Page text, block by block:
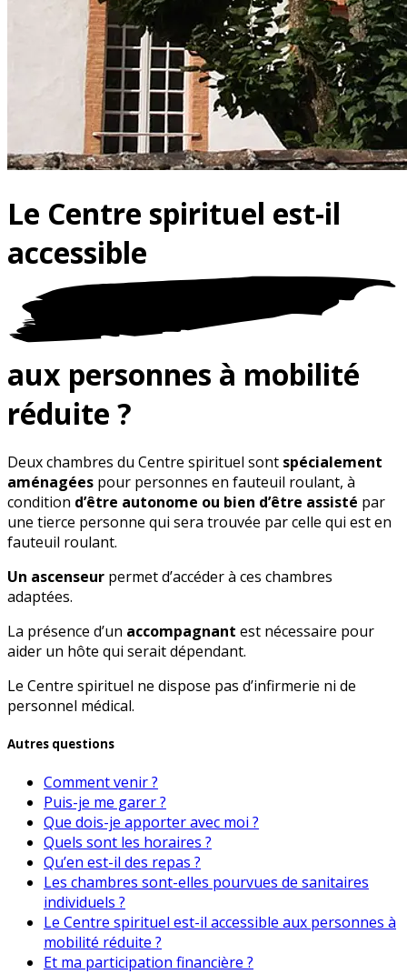
Le Centre spirituel est-il
accessible
aux personnes à mobilité
réduite ?
Deux chambres du Centre spirituel sont spécialement
aménagées pour personnes en fauteuil roulant, à
condition d’être autonome ou bien d’être assisté par
une tierce personne qui sera trouvée par celle qui est en
fauteuil roulant.
Un ascenseur permet d’accéder à ces chambres
adaptées.
La présence d’un accompagnant est nécessaire pour
aider un hôte qui serait dépendant.
Le Centre spirituel ne dispose pas d’infirmerie ni de
personnel médical.
Autres questions
Comment venir ?
Puis-je me garer ?
Que dois-je apporter avec moi ?
Quels sont les horaires ?
Qu’en est-il des repas ?
Les chambres sont-elles pourvues de sanitaires
individuels ?
Le Centre spirituel est-il accessible aux personnes à
mobilité réduite ?
Et ma participation financière ?